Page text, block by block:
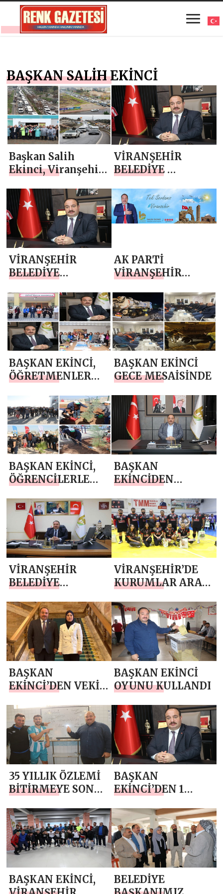
BAŞKAN SALİH EKİNCİ
Başkan Salih
Ekinci, Viranşehir
Cumhurunu
karşılamaya
geliyor
VİRANŞEHİR
BELEDİYE
EKİNCİ’DEN ‘8
MART DÜNYA
KADINLAR GÜNÜ’
VİRANŞEHİR
BELEDİYE
EKİNCİ’DEN
“BERAT KANDİLİ”
MESAJI
AK PARTİ
VİRANŞEHİR
BAŞKANI SALİH
EKİNCİ’DEN YENİ
YIL MESAJI
BAŞKAN EKİNCİ,
ÖĞRETMENLER
KUTLADI
BAŞKAN EKİNCİ
GECE MESAİSİNDE
BAŞKAN EKİNCİ,
ÖĞRENCİLERLE
DİKTİ
BAŞKAN
EKİNCİDEN
GÜNÜ” MESAJI
VİRANŞEHİR
BELEDİYE
EKİNCİ’DEN
KURBAN
BAYRAMI MESAJI
VİRANŞEHİR’DE
KURUMLAR ARASI
TURNUVASI SONA
ERDİ
BAŞKAN
EKİNCİ’DEN VEKİL
HAYIRLI OLSUN
ZİYARETİ
BAŞKAN EKİNCİ
OYUNU KULLANDI
35 YILLIK ÖZLEMİ
BİTİRMEYE SON
BAŞKAN
EKİNCİ’DEN 1
DAYANIŞMA
GÜNÜ MESAJI
BAŞKAN EKİNCİ,
BELEDİYE